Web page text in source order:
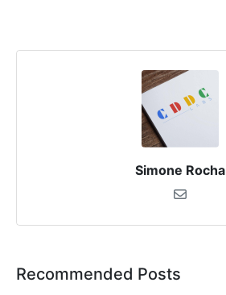
Simone Rocha
Recommended Posts